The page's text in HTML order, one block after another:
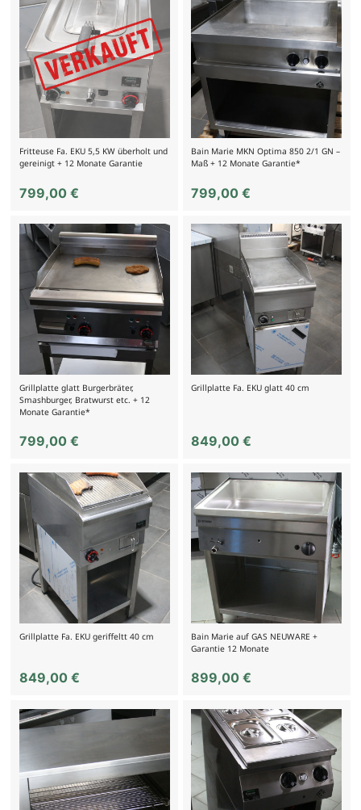
Fritteuse Fa. EKU 5,5 KW überholt und
gereinigt + 12 Monate Garantie
799,00 €
Bain Marie MKN Optima 850 2/1 GN –
Maß + 12 Monate Garantie*
799,00€
Grillplatte glatt Burgerbräter,
Smashburger, Bratwurst etc. + 12
Monate Garantie*
799,00 €
Grillplatte Fa. EKU glatt 40 cm
849,00€
Grillplatte Fa. EKU geriffeltt 40 cm
849,00 €
Bain Marie auf GAS NEUWARE +
Garantie 12 Monate
899,00€